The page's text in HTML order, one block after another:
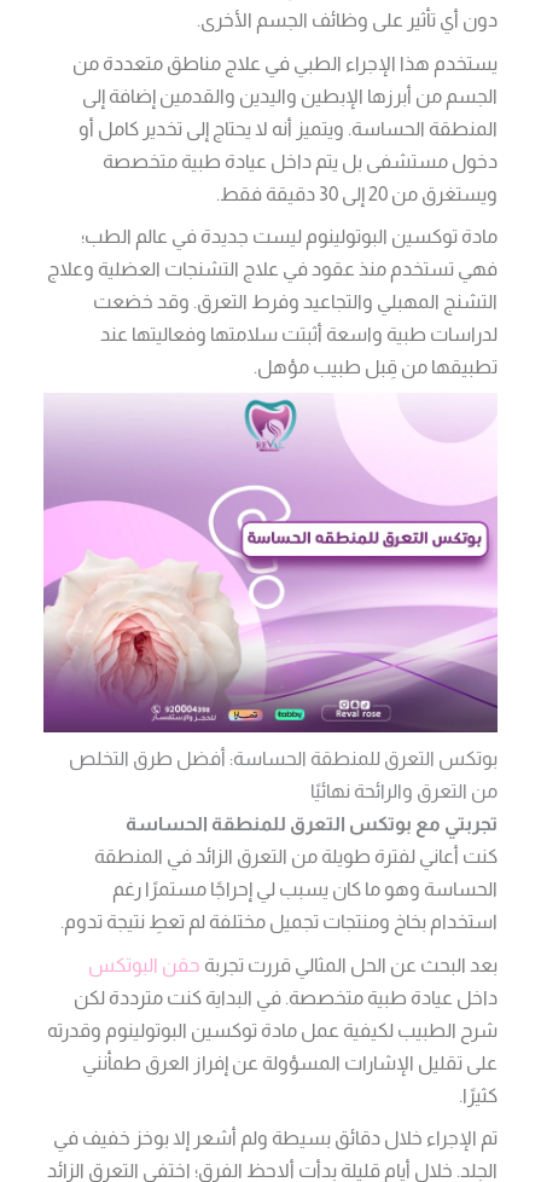
دون أي تأثير على وظائف الجسم الأخرى.
يستخدم هذا الإجراء الطبي في علاج مناطق متعددة من
الجسم من أبرزها الإبطين واليدين والقدمين إضافة إلى
المنطقة الحساسة. ويتميز أنه لا يحتاج إلى تخدير كامل أو
دخول مستشفى بل يتم داخل عيادة طبية متخصصة
ويستغرق من 20 إلى 30 دقيقة فقط.
مادة توكسين البوتولينوم ليست جديدة في عالم الطب؛
فهي تستخدم منذ عقود في علاج التشنجات العضلية وعلاج
التشنج المهبلي والتجاعيد وفرط التعرق. وقد خضعت
لدراسات طبية واسعة أثبتت سلامتها وفعاليتها عند
تطبيقها من قِبل طبيب مؤهل.
بوتكس التعرق للمنطقة الحساسة: أفضل طرق التخلص
من التعرق والرائحة نهائيًا
تجربتي مع بوتكس التعرق للمنطقة الحساسة
كنت أعاني لفترة طويلة من التعرق الزائد في المنطقة
الحساسة وهو ما كان يسبب لي إحراجًا مستمرًا رغم
استخدام بخاخ ومنتجات تجميل مختلفة لم تعطِ نتيجة تدوم.
بعد البحث عن الحل المثالي قررت تجربة حقن البوتكس
داخل عيادة طبية متخصصة. في البداية كنت مترددة لكن
شرح الطبيب لكيفية عمل مادة توكسين البوتولينوم وقدرته
على تقليل الإشارات المسؤولة عن إفراز العرق طمأنني
كثيرًا.
تم الإجراء خلال دقائق بسيطة ولم أشعر إلا بوخز خفيف في
الجلد. خلال أيام قليلة بدأت ألاحظ الفرق؛ اختفى التعرق الزائد